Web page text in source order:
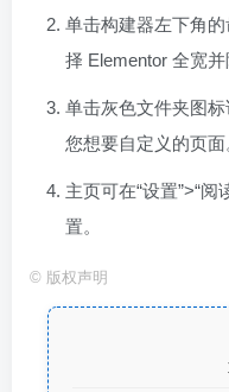
单击构建器左下角
择 Elementor 全宽
单击灰色文件夹图标
您想要自定义的页面
主页可在“设置”>“阅
置。
© 版权声明